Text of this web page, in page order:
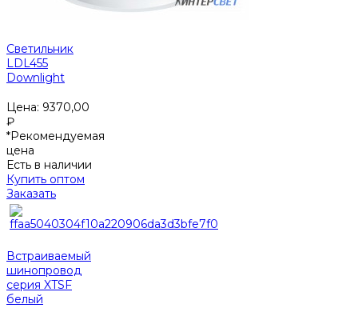
Светильник
LDL455
Downlight
Цена: 9370,00
₽
*Рекомендуемая
цена
Есть в наличии
Купить оптом
Заказать
Встраиваемый
шинопровод
серия XTSF
белый